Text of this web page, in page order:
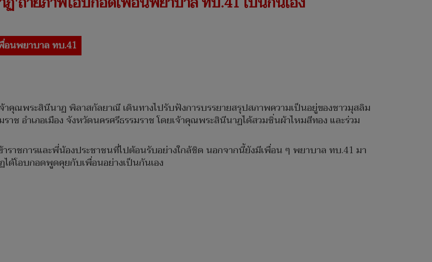
อนพยาบาล ทบ.41
คุณพระสินีนาฏ พิลาสกัลยาณี เดินทางไปรับฟังการบรรยายสรุปสภาพความเป็นอยู่ของชาวมุสลิม
ช อำเภอเมือง จังหวัดนครศรีธรรมราช โดยเจ้าคุณพระสินีนาฏได้สวมซิ่นผ้าไหมสีทอง และร่วม
าชการและพี่น้องประชาชนที่ไปต้อนรับอย่างใกล้ชิด นอกจากนี้ยังมีเพื่อน ๆ พยาบาล ทบ.41 มา
ด้โอบกอดพูดคุยกับเพื่อนอย่างเป็นกันเอง